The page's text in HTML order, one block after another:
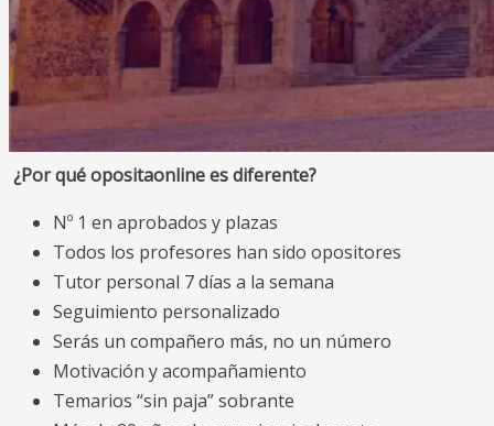
¿Por qué opositaonline es diferente?
Nº 1 en aprobados y plazas
Todos los profesores han sido opositores
Tutor personal 7 días a la semana
Seguimiento personalizado
Serás un compañero más, no un número
Motivación y acompañamiento
Temarios “sin paja” sobrante